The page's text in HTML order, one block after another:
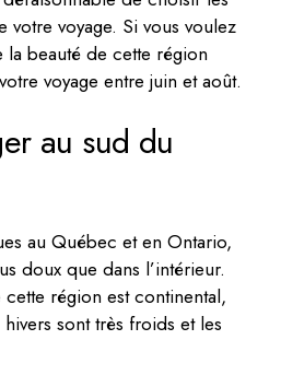
votre voyage. Si vous voulez
beauté de cette région
voyage entre juin et août.
au sud du
au Québec et en Ontario,
doux que dans l’intérieur.
région est continental,
sont très froids et les